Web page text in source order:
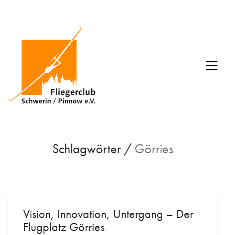
Schlagwörter / Görries
Vision, Innovation, Untergang – Der
Flugplatz Görries